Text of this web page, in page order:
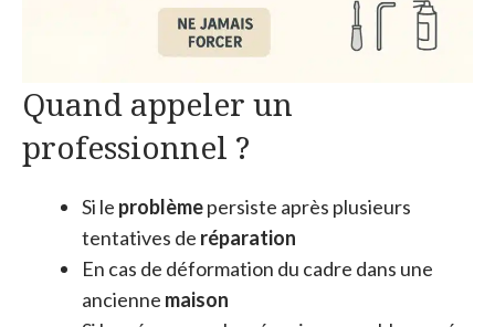
Quand appeler un
professionnel ?
Si le problèmepersiste après plusieurs
tentatives de réparation
En cas de déformation du cadre dans une
ancienne maison